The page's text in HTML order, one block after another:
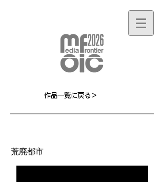
作品一覧に戻る＞
荒廃都市